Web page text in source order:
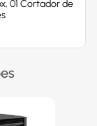
01 Cortador de